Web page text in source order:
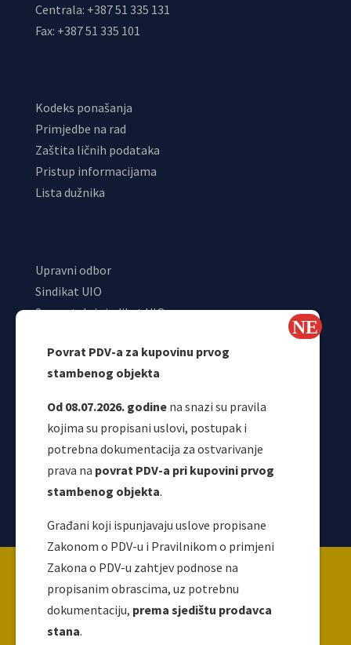
Povrat PDV-a za kupovinu prvog
stambenog objekta
Od 08.07.2026. godine na snazi su pravila
kojima su propisani uslovi, postupak i
potrebna dokumentacija za ostvarivanje
prava na povrat PDV-a pri kupovini prvog
stambenog objekta.
Građani koji ispunjavaju uslove propisane
Zakonom o PDV-u i Pravilnikom o primjeni
Zakona o PDV-u zahtjev podnose na
propisanim obrascima, uz potrebnu
dokumentaciju, prema sjedištu prodavca
stana.
Centrala: +387 51 335 131
Fax: +387 51 335 101
Kodeks ponašanja
Primjedbe na rad
Zaštita ličnih podataka
Pristup informacijama
Lista dužnika
Upravni odbor
Sindikat UIO
Samostalni sindikat UIO
Odjeljenje za makroekonomsku analizu
Korisni linkovi
Copyright ©2026 Uprava za indirektno / neizravno
oporezivanje BiH